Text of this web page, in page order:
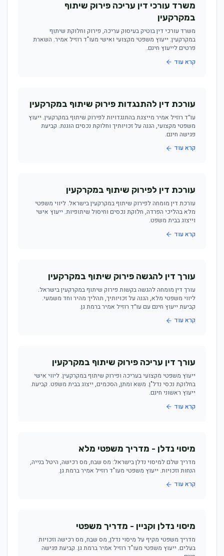
משרד עורכי דין עריכה פירוק שיתוף
במקרקעין
משרד עורכי דין בוטיק בעיסוק עריכה, פירוק וחלוקת שיתוף
במקרקעין. ייעוץ משפטי מקצועי ואישי מעו"ד רוזיל אמיר. השארת
פרטים לייעוץ חינם.
קרא עוד
עורכת דין להתנגדות פירוק שיתוף במקרקעין
עו״ד רוזיל אמיר מייצגת בהתנגדויות לפירוק שיתוף במקרקעין. ייעוץ
משפטי מקצועי, הגנה על זכויותיך וחלוקת נכסים הוגנת. קביעת
פגישה חינם.
קרא עוד
עורכת דין לפירוק שיתוף במקרקעין
עורכת דין מומחה לפירוק שיתוף במקרקעין בישראל. ליווי משפטי
מלא בהליכי הפרדה, חלוקת נכסים וחיסול שיתופיות. ייעוץ אישי
וייצוג בבית משפט.
קרא עוד
עורך דין להגשה פירוק שיתוף במקרקעין
עורך דין מומחה להגשה בקשות פירוק שיתוף במקרקעין בישראל.
ליווי משפטי מלא, הגנה על זכויותיך, תהליך מהיר וחד משמעי.
קביעת ייעוץ חינם עם עו״ד רוזיל אמיר ברמת גן.
קרא עוד
עורך דין עריכה פירוק שיתוף במקרקעין
ייעוץ משפטי מקצועי בעריכה ופירוק שיתוף במקרקעין. ליווי אישי
בחלוקת נכסי נדל"ן. משא ומתן, הסכמים, ייצוג בבית משפט. קביעת
ייעוץ ראשוני חינם.
קרא עוד
מיסוי נדלן - מדריך משפטי מלא
מדריך שלם למיסוי נדלן בישראל: מס שבח, מס רכישה, היטל בנייה,
הנחות וזכויות. ייעוץ משפטי מעו"ד רוזיל אמיר ברמת גן.
קרא עוד
מיסוי נדלן וקניין - מדריך משפטי
מדריך משפטי מקיף על מיסוי נדלן, מס שבח, מס רכישה וזכויות
בעלים. ייעוץ משפטי מעו"ד רוזיל אמיר ברמת גן. קביעת פגישה